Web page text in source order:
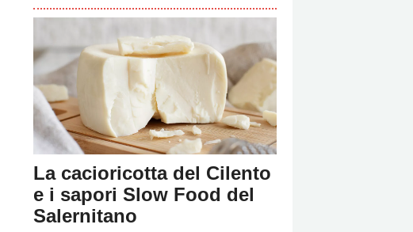
La cacioricotta del Cilento
e i sapori Slow Food del
Salernitano